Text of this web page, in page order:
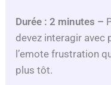
Durée : 2 minutes –
devez interagir avec
l’emote frustration
plus tôt.